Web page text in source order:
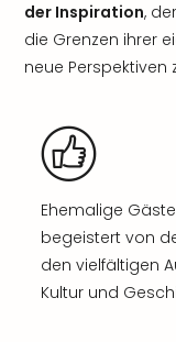
der Inspiration,
die Grenzen ihrer
neue Perspektiven
Ehemalige
begeistert von
den vielfältigen
Kultur und